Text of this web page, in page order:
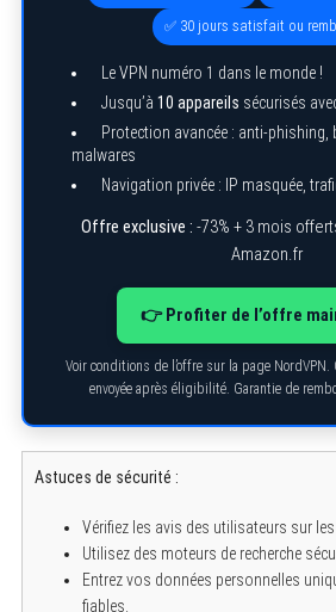
✅ 30 jours satisfait ou
Le VPN numéro 1 dans le monde !
Jusqu’à 10 appareils sécurisés
Protection avancée : anti-phishing,
malwares
Navigation privée : IP masquée,
Offre exclusive : -73% + 3 mois
Amazon.fr
👉 Profiter de l’offre
Voir conditions de l’offre sur la page NordVPN.
envoyée après éligibilité. Garantie de
Astuces de sécurité :
Vérifiez les avis des utilisateurs sur les
Utilisez des moteurs de recherche
Entrez vos données personnelles
fiables.